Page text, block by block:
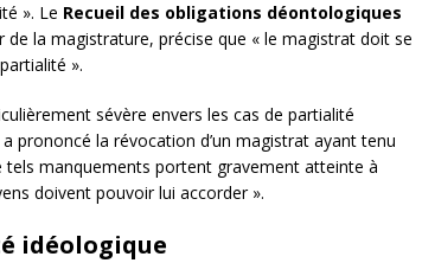
». Le Recueil des obligations déontologiques
de la magistrature, précise que « le magistrat doit se
».
sévère envers les cas de partialité
prononcé la révocation d’un magistrat ayant tenu
manquements portent gravement atteinte à
doivent pouvoir lui accorder ».
idéologique